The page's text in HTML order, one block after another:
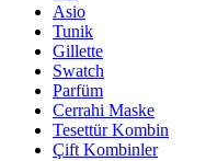
Asio
Tunik
Gillette
Swatch
Parfüm
Cerrahi Maske
Tesettür Kombin
Çift Kombinler